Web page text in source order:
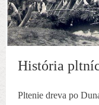
História
Pltenie dreva po